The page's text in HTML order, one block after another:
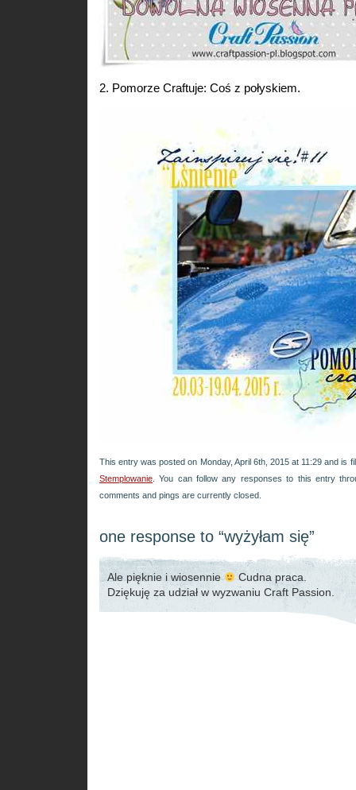
2. Pomorze Craftuje: Coś z połyskiem.
This entry was posted on Monday, April 6th, 2015 at 11:29 and is
Stemplowanie . You can follow any responses to this entry
comments and pings are currently closed.
one response to “wyżyłam się”
Ale pięknie i wiosennie
Cudna praca.
Dziękuję za udział w wyzwaniu Craft Passion.